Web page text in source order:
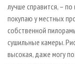
лучше справится, –
покупаю у местных
собственной
сушильные камеры.
высокая, даже могу